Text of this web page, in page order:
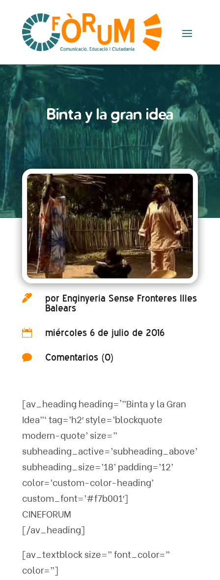
Binta y la gran idea
 por Enginyeria Sense Fronteres Illes
Balears
 miércoles 6 de julio de 2016
 Comentarios (0)
[av_heading heading='”Binta y la Gran
Idea”‘ tag=’h2′ style=’blockquote
modern-quote’ size=”
subheading_active=’subheading_above’
subheading_size=’18’ padding=’12’
color=’custom-color-heading’
custom_font=’#f7b001′]
CINEFORUM
[/av_heading]
[av_textblock size=” font_color=”
color=”]